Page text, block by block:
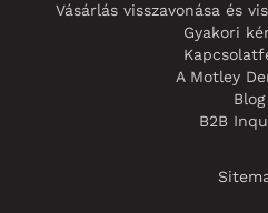
Vásárlás visszavonása és
Gyakori
A Motley
Blog
B2B